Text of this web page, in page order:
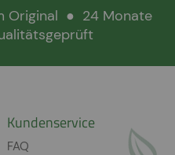
Original ● 24 Monate
Kundenservice
FAQ